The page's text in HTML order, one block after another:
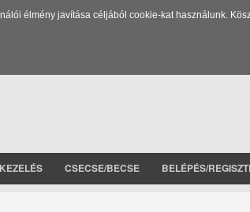
élmény javítása céljából cookie-kat használunk.
CSECSE/BECSE BELÉPÉS/